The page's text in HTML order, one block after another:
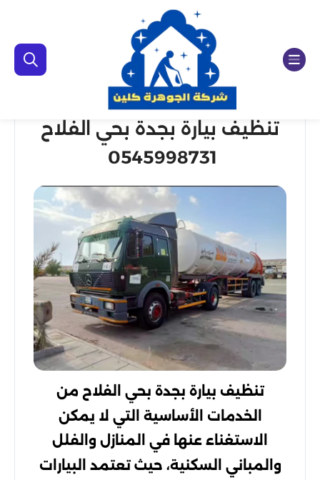
تنظيف بيارة بجدة بحي الفلاح
0545998731
تنظيف بيارة بجدة بحي الفلاح من
الخدمات الأساسية التي لا يمكن
الاستغناء عنها في المنازل والفلل
والمباني السكنية، حيث تعتمد البيارات